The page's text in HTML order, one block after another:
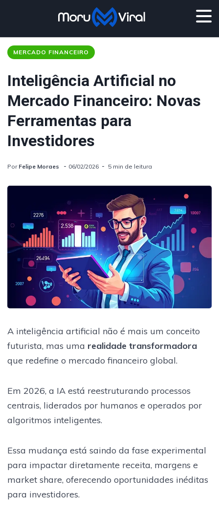
MERCADO FINANCEIRO
Inteligência Artificial no
Mercado Financeiro: Novas
Ferramentas para
Investidores
Por Felipe Moraes 06/02/2026 5 min de leitura
A inteligência artificial não é mais um conceito
futurista, mas uma realidade transformadora
que redefine o mercado financeiro global.
Em 2026, a IA está reestruturando processos
centrais, liderados por humanos e operados por
algoritmos inteligentes.
Essa mudança está saindo da fase experimental
para impactar diretamente receita, margens e
market share, oferecendo oportunidades inéditas
para investidores.